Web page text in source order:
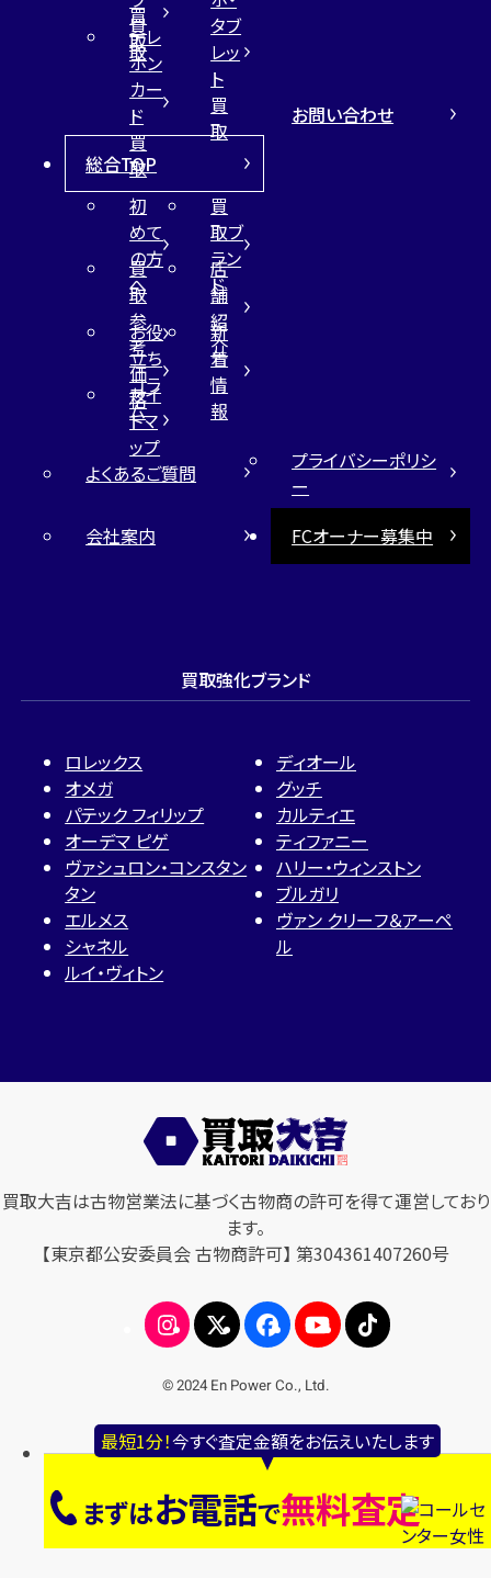
最短1分！今すぐ査定金額をお伝えいたします
まずはお電話で無料査定
買
取
買
取
タブ
レッ
ト
買
取
テレ
ホン
カー
ド
買
取
総合TOP
初
めて
の方
へ
買
取ブ
ラン
ド
買
取
参
考
価
格
店
舗
紹
介
お役
立ち
コラ
ム
新
着
情
報
サイ
トマ
ップ
お問い合わせ
よくあるご質問
プライバシーポリシ
ー
会社案内
FCオーナー募集中
買取強化ブランド
ロレックス
オメガ
パテック フィリップ
オーデマ ピゲ
ヴァシュロン・コンスタン
タン
エルメス
シャネル
ルイ・ヴィトン
ディオール
グッチ
カルティエ
ティファニー
ハリー・ウィンストン
ブルガリ
ヴァン クリーフ＆アーペ
ル
買取大吉は古物営業法に基づく古物商の許可を得て運営しており
ます。
【東京都公安委員会 古物商許可】 第304361407260号
© 2024 En Power Co., Ltd.